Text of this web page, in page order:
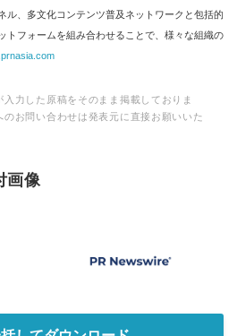
ル、多文化コンテンツ普及ネットワークと包括的
トフォームを組み合わせることで、様々な組織の
力した原稿をそのまま掲載しておりま
お問い合わせは発表元に直接お願いいた
画像